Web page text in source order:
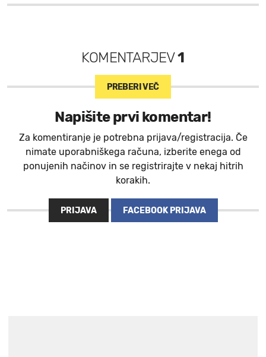
KOMENTARJEV1
PREBERI VEČ
Napišite prvi komentar!
Za komentiranje je potrebna prijava/registracija. Če
nimate uporabniškega računa, izberite enega od
ponujenih načinov in se registrirajte v nekaj hitrih
korakih.
PRIJAVA FACEBOOK PRIJAVA